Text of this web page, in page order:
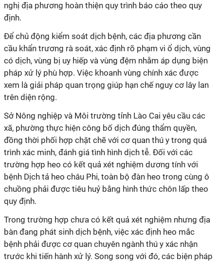
nghị địa phương hoàn thiện quy trình báo cáo theo quy
định.
Để chủ động kiểm soát dịch bệnh, các địa phương cần
cầu khẩn trương rà soát, xác định rõ phạm vi ổ dịch, vùng
có dịch, vùng bị uy hiếp và vùng đệm nhằm áp dụng biện
pháp xử lý phù hợp. Việc khoanh vùng chính xác được
xem là giải pháp quan trọng giúp hạn chế nguy cơ lây lan
trên diện rộng.
Sở Nông nghiệp và Môi trường tỉnh Lào Cai yêu cầu các
xã, phường thực hiện công bố dịch đúng thẩm quyền,
đồng thời phối hợp chặt chẽ với cơ quan thú y trong quá
trình xác minh, đánh giá tình hình dịch tễ. Đối với các
trường hợp heo có kết quả xét nghiệm dương tính với
bệnh Dịch tả heo châu Phi, toàn bộ đàn heo trong cùng ô
chuồng phải được tiêu huỷ bằng hình thức chôn lấp theo
quy định.
Trong trường hợp chưa có kết quả xét nghiệm nhưng địa
bàn đang phát sinh dịch bệnh, việc xác định heo mắc
bệnh phải được cơ quan chuyên ngành thú y xác nhận
trước khi tiến hành xử lý. Song song với đó, các biện pháp